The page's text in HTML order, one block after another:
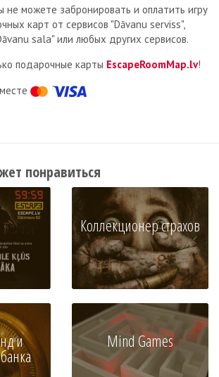
можете забронировать и оплатить игру
карт от сервисов "Dāvanu serviss",
sala" или любых других сервисов.
подарочные карты EscapeRoomMap.lv!
понравиться
Коллекционер страхов
и Mind Games